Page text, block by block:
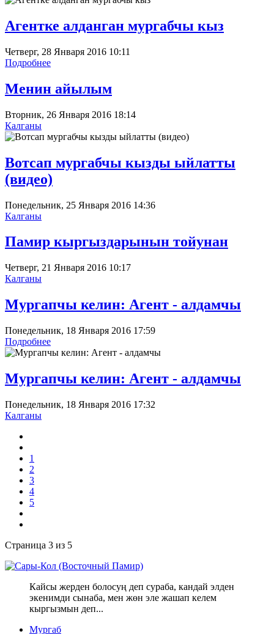
Агентке алданган мургабчы кыз
Четверг, 28 Января 2016 10:11
Подробнее
Менин айылым
Вторник, 26 Января 2016 18:14
Калганы
Вотсап мургабчы кызды ыйлатты
(видео)
Понедельник, 25 Января 2016 14:36
Калганы
Памир кыргыздарынын тойунан
Четверг, 21 Января 2016 10:17
Калганы
Мургапчы келин: Агент - алдамчы
Понедельник, 18 Января 2016 17:59
Подробнее
Мургапчы келин: Агент - алдамчы
Понедельник, 18 Января 2016 17:32
Калганы
1
2
3
4
5
Страница 3 из 5
Кайсы жерден болосуң деп сураба, кандай элден
экенимди сынаба, мен жөн эле жашап келем
кыргызмын деп...
Мургаб